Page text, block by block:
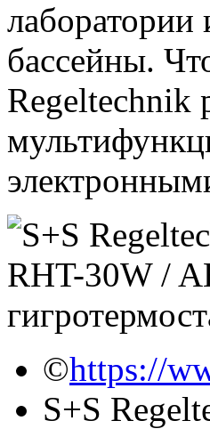
бассейны.
Regeltechnik
©https://
S+S